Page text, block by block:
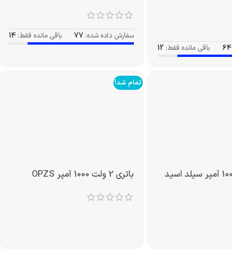
64 باقی مانده فقط: 12
سفارش داده شده: 77 باقی مانده فقط: 14
باتری 2 ولت 1000 آمپر سیلد اسید
تمام شد!
باتری 2 ولت 1000 آمپر OPZS